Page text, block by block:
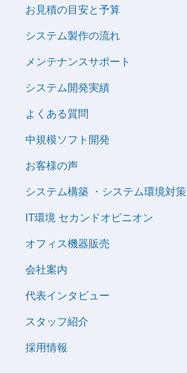
お見積の目安と予算
システム製作の流れ
メンテナンスサポート
システム開発実績
よくある質問
中規模ソフト開発
お客様の声
システム構築 ・システム環境対策
IT環境 セカンドオピニオン
オフィス機器販売
会社案内
代表インタビュー
スタッフ紹介
採用情報